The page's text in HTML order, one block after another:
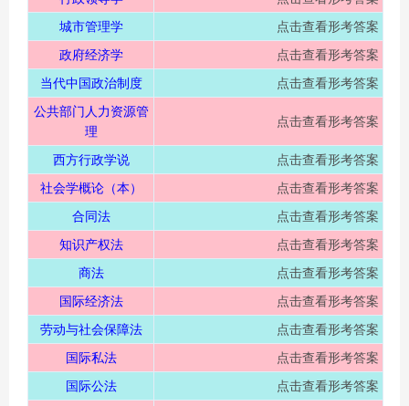
城市管理学
点击查看形考答案
政府经济学
点击查看形考答案
当代中国政治制度
点击查看形考答案
公共部门人力资源管
理
点击查看形考答案
西方行政学说
点击查看形考答案
社会学概论（本）
点击查看形考答案
合同法
点击查看形考答案
知识产权法
点击查看形考答案
商法
点击查看形考答案
国际经济法
点击查看形考答案
劳动与社会保障法
点击查看形考答案
国际私法
点击查看形考答案
国际公法
点击查看形考答案